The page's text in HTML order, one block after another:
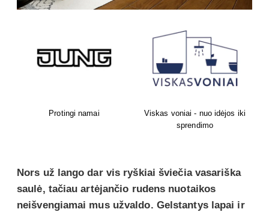
Puiki scena šedevrams ! Išskirtinių užuolaidų salonas
Nors už lango dar vis ryškiai šviečia vasariška
saulė, tačiau artėjančio rudens nuotaikos
neišvengiamai mus užvaldo. Gelstantys lapai ir